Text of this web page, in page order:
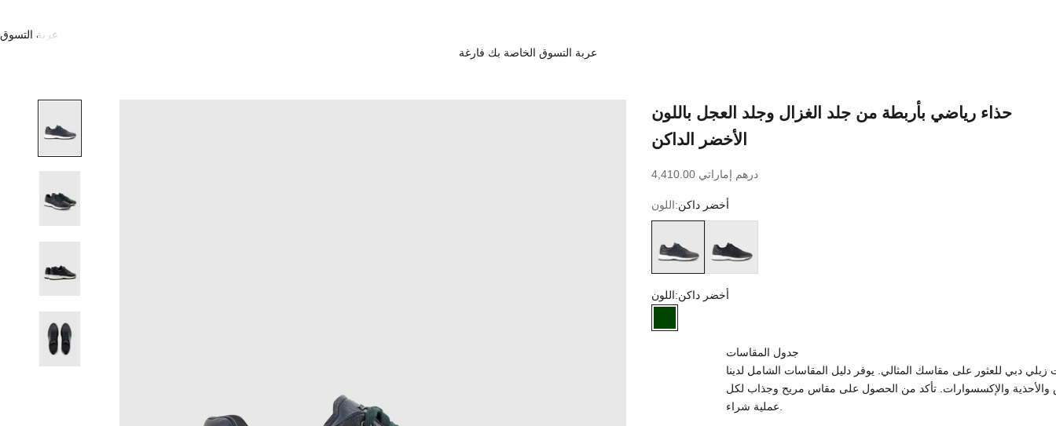
عربة التسوق
عربة التسوق الخاصة بك فارغة
حذاء رياضي بأربطة من جلد الغزال وجلد العجل باللون
الأخضر الداكن
سعر البيع 4,410.00 درهم إماراتي
اللون:أخضر داكن
اللون:أخضر داكن
جدول المقاسات
دبي للعثور على مقاسك المثالي. يوفر دليل المقاسات الشامل لدينا
والأحذية والإكسسوارات. تأكد من الحصول على مقاس مريح وجذاب لكل